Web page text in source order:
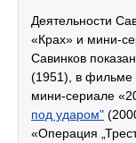
Деятельности
«Крах» и мини-
Савинков
(1951), в фильме
мини-сериале
под ударом"
«Операция